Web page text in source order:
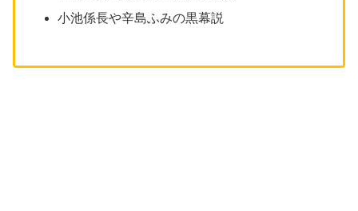
小池係長や辛島ふみの黒幕説